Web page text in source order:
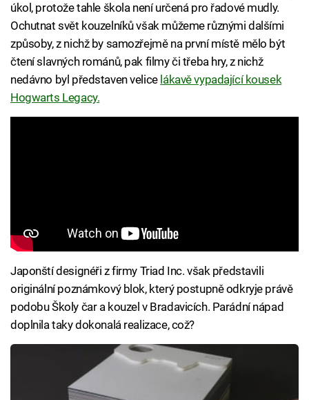
úkol, protože tahle škola není určená pro řadové mudly.
Ochutnat svět kouzelníků však můžeme různými dalšími
způsoby, z nichž by samozřejmě na první místě mělo být
čtení slavných románů, pak filmy či třeba hry, z nichž
nedávno byl představen velice lákavě vypadající kousek
Hogwarts Legacy.
Japonští designéři z firmy Triad Inc. však představili
originální poznámkový blok, který postupně odkryje právě
podobu Školy čar a kouzel v Bradavicích. Parádní nápad
doplnila taky dokonalá realizace, což?